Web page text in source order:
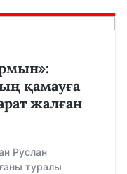
қамауға
жалған
Руслан
туралы